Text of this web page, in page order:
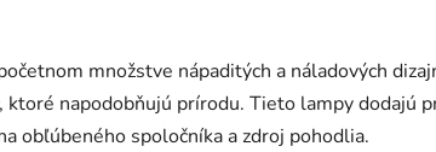
množstve nápaditých a náladových
ktoré napodobňujú prírodu. Tieto lampy dodajú
obľúbeného spoločníka a zdroj pohodlia.